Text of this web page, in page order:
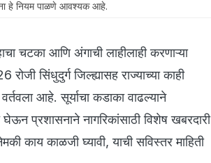
हे नियम पाळणे आवश्यक आहे.
चटका आणि अंगाची लाहीलाही करणाऱ्या
सिंधुदुर्ग जिल्ह्यासह राज्याच्या काही
आहे. सूर्याचा कडाका वाढल्याने
प्रशासनाने नागरिकांसाठी विशेष खबरदारी
काय काळजी घ्यावी, याची सविस्तर माहिती